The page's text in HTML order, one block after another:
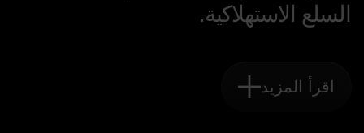
السلع الاستهلاكية.
اقرأ المزيد